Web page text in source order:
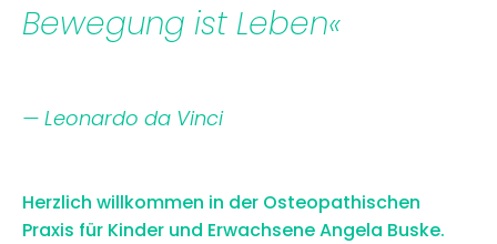
Bewegung ist Leben«
— Leonardo da Vinci
Herzlich willkommen in der Osteopathischen
Praxis für Kinder und Erwachsene Angela Buske.